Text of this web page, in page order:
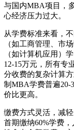
与国内MBA项目，
心经济压力过大。
从学费标准来看，
（如工商管理、市
（如计算机应用）
12-15万元，所有专
分收费的复杂计算
制MBA学费普遍20-
价比更高。
缴费方式灵活，减
首期缴纳60%学费